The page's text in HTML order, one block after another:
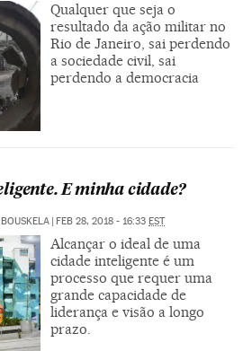
Qualquer que seja o
resultado da ação militar no
Rio de Janeiro, sai perdendo
a sociedade civil, sai
perdendo a democracia
E minha cidade?
| FEB 28, 2018 - 16:33 EST
Alcançar o ideal de uma
cidade inteligente é um
processo que requer uma
grande capacidade de
liderança e visão a longo
prazo.